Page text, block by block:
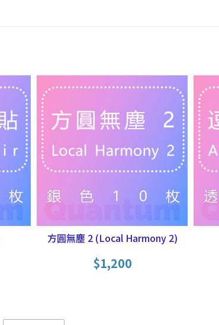
方圓無塵 2 (Local Harmony 2)
$1,200